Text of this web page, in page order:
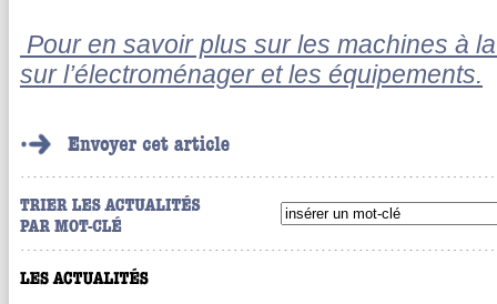
Pour en savoir plus sur les machines à
sur l’électroménager et les équipements.